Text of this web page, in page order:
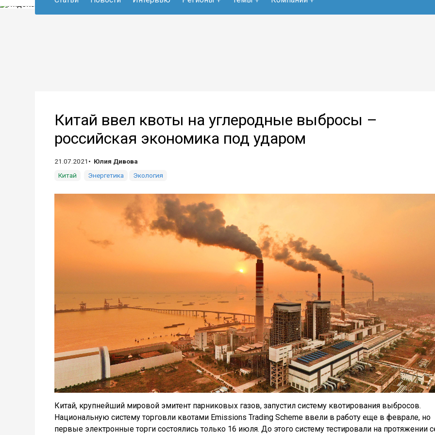
Китай ввел квоты на углеродные выбросы –
российская экономика под ударом
21.07.2021
Юлия Дивова
Китай
Энергетика Экология
Китай, крупнейший мировой эмитент парниковых газов, запустил систему квотирования выбросов.
Национальную систему торговли квотами Emissions Trading Scheme ввели в работу еще в феврале, но
первые электронные торги состоялись только 16 июля. До этого систему тестировали на протяжении